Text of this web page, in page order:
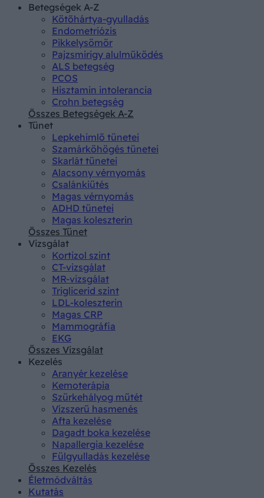
Betegségek A-Z
Kötőhártya-gyulladás
Endometriózis
Pikkelysömör
Pajzsmirigy alulműködés
ALS betegség
PCOS
Hisztamin intolerancia
Crohn betegség
Összes Betegségek A-Z
Tünet
Lepkehimlő tünetei
Szamárköhögés tünetei
Skarlát tünetei
Alacsony vérnyomás
Csalánkiütés
Magas vérnyomás
ADHD tünetei
Magas koleszterin
Összes Tünet
Vizsgálat
Kortizol szint
CT-vizsgálat
MR-vizsgálat
Triglicerid szint
LDL-koleszterin
Magas CRP
Mammográfia
EKG
Összes Vizsgálat
Kezelés
Aranyér kezelése
Kemoterápia
Szürkehályog műtét
Vízszerű hasmenés
Afta kezelése
Dagadt boka kezelése
Napallergia kezelése
Fülgyulladás kezelése
Összes Kezelés
Életmódváltás
Kutatás